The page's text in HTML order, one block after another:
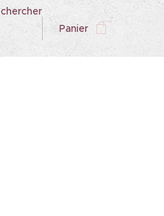
Panier